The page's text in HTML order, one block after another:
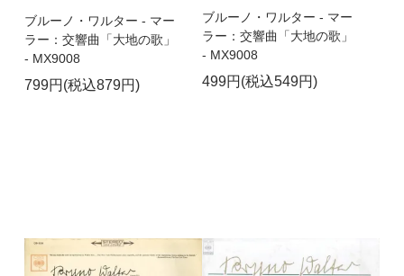
ブルーノ・ワルター - マー
ラー：交響曲「大地の歌」
- MX9008
799円(税込879円)
ブルーノ・ワルター - マー
ラー：交響曲「大地の歌」
- MX9008
499円(税込549円)